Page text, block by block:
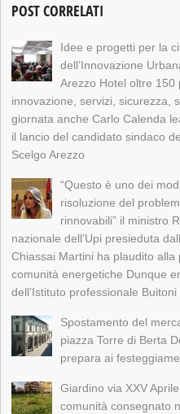
POST CORRELATI
Idee e progetti per la
dell’Innovazione
Arezzo Hotel oltre
innovazione, servizi, sicurezza,
giornata anche Carlo Calenda
il lancio del candidato sindaco
Scelgo Arezzo
“Questo è uno dei
risoluzione del
rinnovabili” il ministro
nazionale dell’Upi presieduta
Chiassai Martini ha plaudito
comunità energetiche Dunque
dell’Istituto professionale Buitoni
Spostamento del
piazza Torre di Berta
prepara ai
Giardino via XXV
comunità consegnato